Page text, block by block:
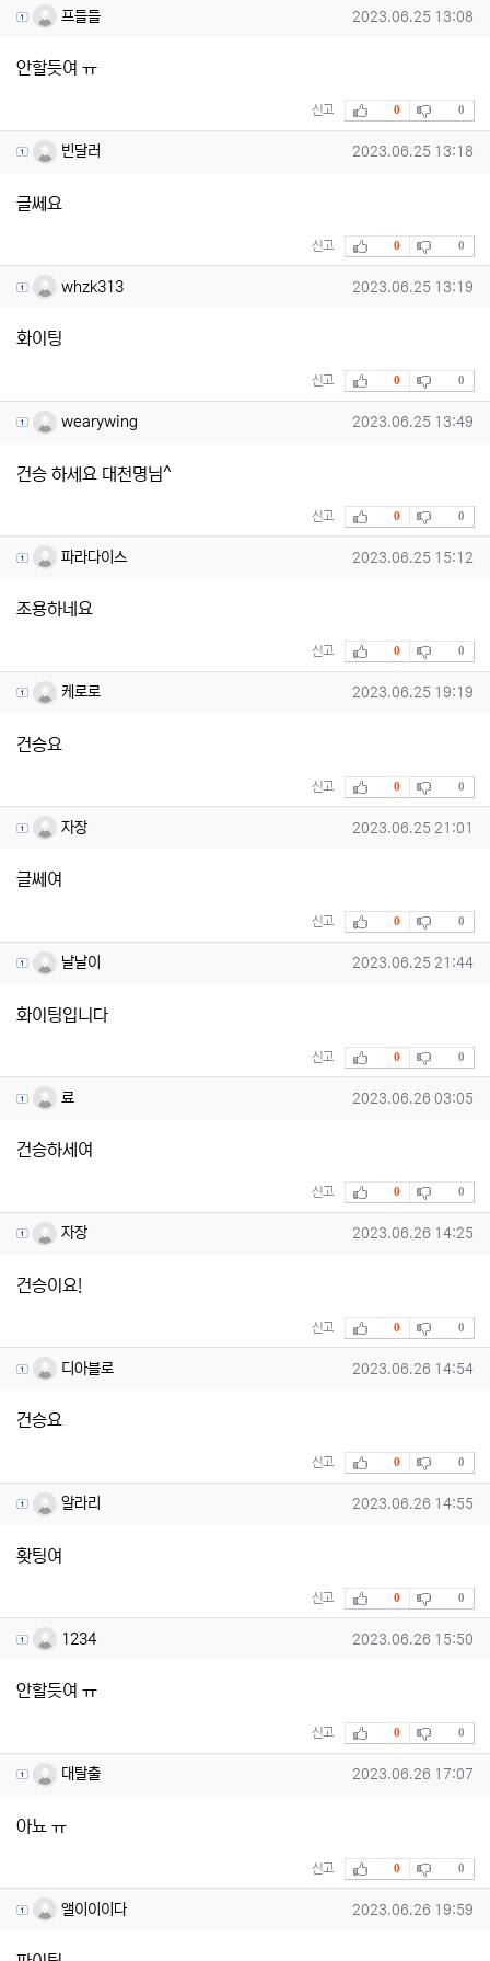
프들들님의 댓글
프들들 작성일
2023.06.25 13:08
안할듯여 ㅠ
신고 추천
0 비추천
0
빈달러님의 댓글
빈달러 작성일
2023.06.25 13:18
글쎄요
신고 추천
0 비추천
0
whzk313님의 댓글
whzk313 작성일
2023.06.25 13:19
화이팅
신고 추천
0 비추천
0
wearywing님의 댓글
wearywing 작성일
2023.06.25 13:49
건승 하세요 대천명님^
신고 추천
0 비추천
0
파라다이스님의 댓글
파라다이스 작성일
2023.06.25 15:12
조용하네요
신고 추천
0 비추천
0
케로로님의 댓글
케로로 작성일
2023.06.25 19:19
건승요
신고 추천
0 비추천
0
자장님의 댓글
자장 작성일
2023.06.25 21:01
글쎄여
신고 추천
0 비추천
0
날날이님의 댓글
날날이 작성일
2023.06.25 21:44
화이팅입니다
신고 추천
0 비추천
0
료님의 댓글
료 작성일
2023.06.26 03:05
건승하세여
신고 추천
0 비추천
0
자장님의 댓글
자장 작성일
2023.06.26 14:25
건승이요!
신고 추천
0 비추천
0
디아블로님의 댓글
디아블로 작성일
2023.06.26 14:54
건승요
신고 추천
0 비추천
0
알라리님의 댓글
알라리 작성일
2023.06.26 14:55
홧팅여
신고 추천
0 비추천
0
1234님의 댓글
1234 작성일
2023.06.26 15:50
안할듯여 ㅠ
신고 추천
0 비추천
0
대탈출님의 댓글
대탈출 작성일
2023.06.26 17:07
아뇨 ㅠ
신고 추천
0 비추천
0
앨이이이다님의 댓글
앨이이이다 작성일
2023.06.26 19:59